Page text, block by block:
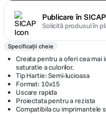
10
Publicare în SICAP
Solicită produsul în
Specificații cheie
Creata pentru a oferi cea mai
saturatie a culorilor.
Tip Hartie: Semi-lucioasa
Format: 10x15
Uscare rapida
Proiectata pentru a rezista
Compatibila cu imprimantele